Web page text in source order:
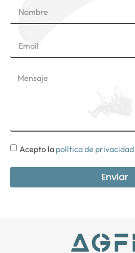
Acepto la política de privacidad
Enviar